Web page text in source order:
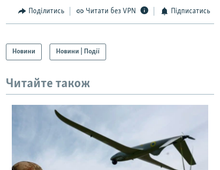
Поділитись Читати без VPN Підписатись
Новини Новини | Події
Читайте також